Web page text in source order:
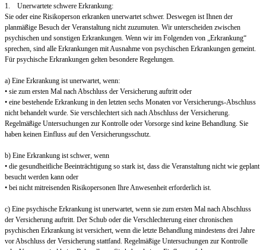
1. Unerwartete schwere Erkrankung:
Sie oder eine Risikoperson erkranken unerwartet schwer. Deswegen ist Ihnen der
planmäßige Besuch der Veranstaltung nicht zuzumuten. Wir unterscheiden zwischen
psychischen und sonstigen Erkrankungen. Wenn wir im Folgenden von „Erkrankung“
sprechen, sind alle Erkrankungen mit Ausnahme von psychischen Erkrankungen gemeint.
Für psychische Erkrankungen gelten besondere Regelungen.
a) Eine Erkrankung ist unerwartet, wenn:
• sie zum ersten Mal nach Abschluss der Versicherung auftritt oder
• eine bestehende Erkrankung in den letzten sechs Monaten vor Versicherungs-Abschluss
nicht behandelt wurde. Sie verschlechtert sich nach Abschluss der Versicherung.
Regelmäßige Untersuchungen zur Kontrolle oder Vorsorge sind keine Behandlung. Sie
haben keinen Einfluss auf den Versicherungsschutz.
b) Eine Erkrankung ist schwer, wenn
• die gesundheitliche Beeinträchtigung so stark ist, dass die Veranstaltung nicht wie geplant
besucht werden kann oder
• bei nicht mitreisenden Risikopersonen Ihre Anwesenheit erforderlich ist.
c) Eine psychische Erkrankung ist unerwartet, wenn sie zum ersten Mal nach Abschluss
der Versicherung auftritt. Der Schub oder die Verschlechterung einer chronischen
psychischen Erkrankung ist versichert, wenn die letzte Behandlung mindestens drei Jahre
vor Abschluss der Versicherung stattfand. Regelmäßige Untersuchungen zur Kontrolle